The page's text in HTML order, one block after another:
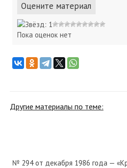
Оцените материал
Пока оценок нет
Другие материалы по теме:
№ 294 от декабря 1986 года —